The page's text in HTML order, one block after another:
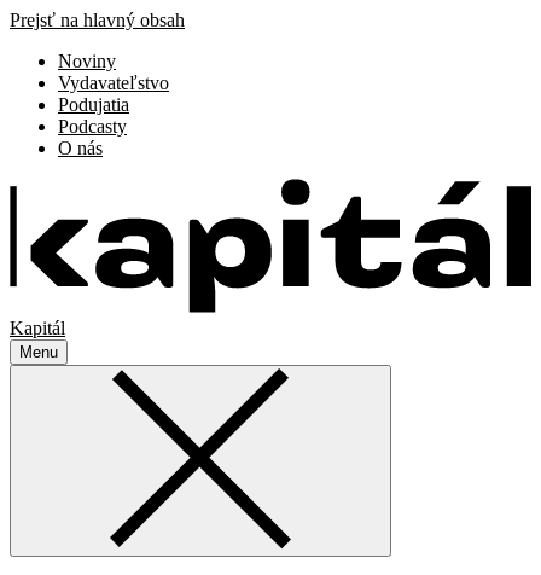
Prejsť na hlavný obsah
Noviny
Vydavateľstvo
Podujatia
Podcasty
O nás
Kapitál
Menu